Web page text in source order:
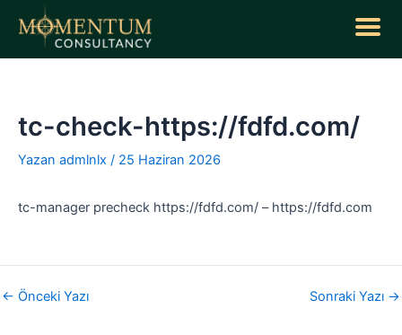
atla
tc-check-https://fdfd.com/
Yazan admlnlx / 25 Haziran 2026
tc-manager precheck https://fdfd.com/ – https://fdfd.com
← Önceki Yazı Sonraki Yazı →